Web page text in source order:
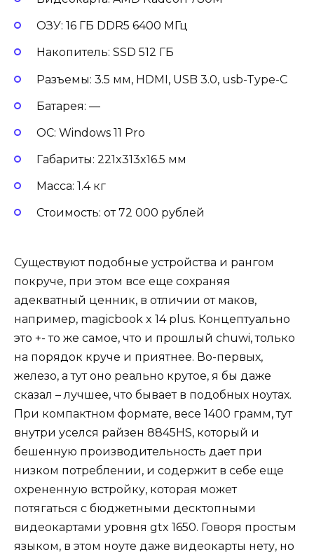
ОЗУ: 16 ГБ DDR5 6400 МГц
Накопитель: SSD 512 ГБ
Разъемы: 3.5 мм, HDMI, USB 3.0, usb-Type-С
Батарея: —
ОС: Windows 11 Pro
Габариты: 221x313x16.5 мм
Масса: 1.4 кг
Стоимость: от 72 000 рублей
Существуют подобные устройства и рангом
покруче, при этом все еще сохраняя
адекватный ценник, в отличии от маков,
например, magicbook x 14 plus. Концептуально
это +- то же самое, что и прошлый chuwi, только
на порядок круче и приятнее. Во-первых,
железо, а тут оно реально крутое, я бы даже
сказал – лучшее, что бывает в подобных ноутах.
При компактном формате, весе 1400 грамм, тут
внутри уселся райзен 8845HS, который и
бешенную производительность дает при
низком потреблении, и содержит в себе еще
охрененную встройку, которая может
потягаться с бюджетными десктопными
видеокартами уровня gtx 1650. Говоря простым
языком, в этом ноуте даже видеокарты нету, но